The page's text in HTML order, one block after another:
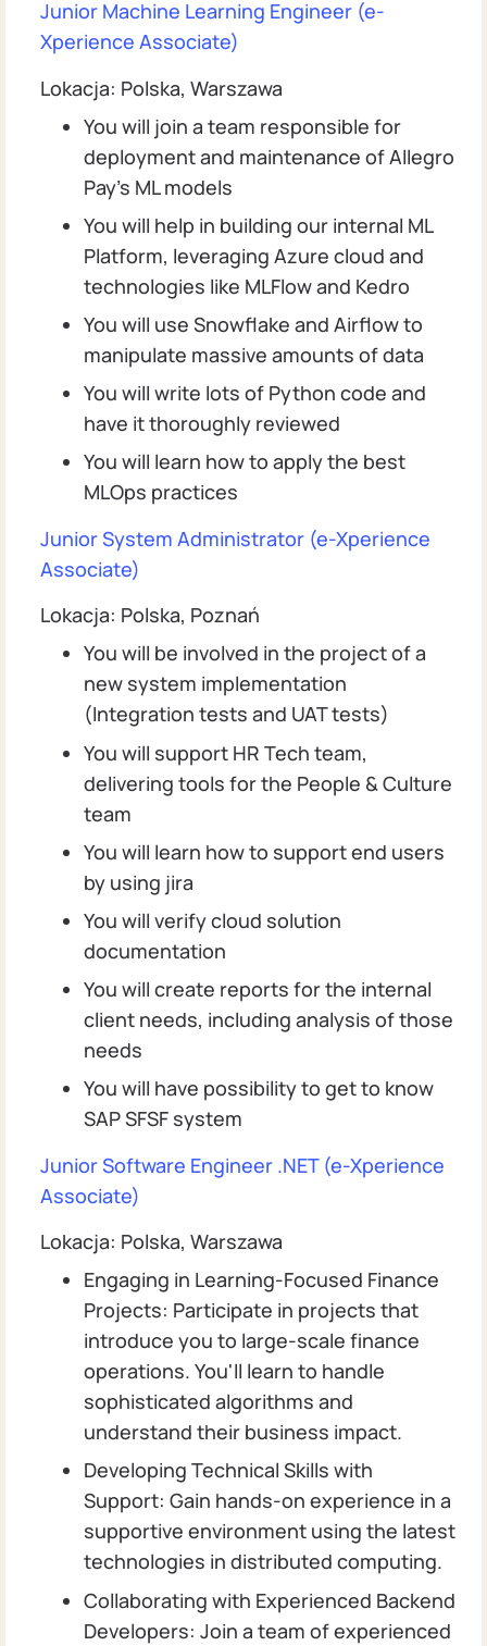
Junior Machine Learning Engineer (e-
Xperience Associate)
Lokacja: Polska, Warszawa
You will join a team responsible for
deployment and maintenance of Allegro
Pay's ML models
You will help in building our internal ML
Platform, leveraging Azure cloud and
technologies like MLFlow and Kedro
You will use Snowflake and Airflow to
manipulate massive amounts of data
You will write lots of Python code and
have it thoroughly reviewed
You will learn how to apply the best
MLOps practices
Junior System Administrator (e-Xperience
Associate)
Lokacja: Polska, Poznań
You will be involved in the project of a
new system implementation
(Integration tests and UAT tests)
You will support HR Tech team,
delivering tools for the People & Culture
team
You will learn how to support end users
by using jira
You will verify cloud solution
documentation
You will create reports for the internal
client needs, including analysis of those
needs
You will have possibility to get to know
SAP SFSF system
Junior Software Engineer .NET (e-Xperience
Associate)
Lokacja: Polska, Warszawa
Engaging in Learning-Focused Finance
Projects: Participate in projects that
introduce you to large-scale finance
operations. You'll learn to handle
sophisticated algorithms and
understand their business impact.
Developing Technical Skills with
Support: Gain hands-on experience in a
supportive environment using the latest
technologies in distributed computing.
Collaborating with Experienced Backend
Developers: Join a team of experienced